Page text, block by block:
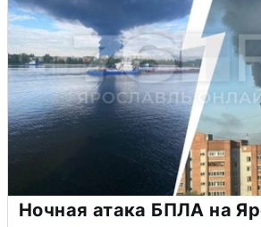
Ночная атака БПЛА на